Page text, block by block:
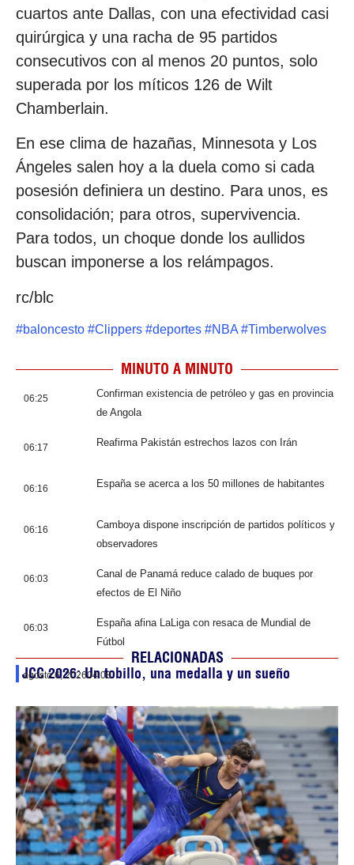
cuartos ante Dallas, con una efectividad casi
quirúrgica y una racha de 95 partidos
consecutivos con al menos 20 puntos, solo
superada por los míticos 126 de Wilt
Chamberlain.
En ese clima de hazañas, Minnesota y Los
Ángeles salen hoy a la duela como si cada
posesión definiera un destino. Para unos, es
consolidación; para otros, supervivencia.
Para todos, un choque donde los aullidos
buscan imponerse a los relámpagos.
rc/blc
#baloncesto #Clippers #deportes #NBA #Timberwolves
MINUTO A MINUTO
06:25
Confirman existencia de petróleo y gas en provincia
de Angola
06:17 Reafirma Pakistán estrechos lazos con Irán
06:16 España se acerca a los 50 millones de habitantes
06:16
Camboya dispone inscripción de partidos políticos y
observadores
06:03
Canal de Panamá reduce calado de buques por
efectos de El Niño
06:03
España afina LaLiga con resaca de Mundial de
Fútbol
RELACIONADAS
JCC 2026: Un tobillo, una medalla y un sueño
agosto 6, 202604:08